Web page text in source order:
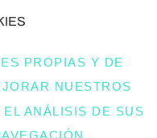
PARA
UN STATEMENT
BUEN GUSTO Y LA
LA TUYA
PROPIAS Y DE
NUESTROS
ANÁLISIS DE SUS